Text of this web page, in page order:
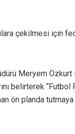
çekilmesi için
Meryem Özkurt
belirterek “Futbol
ön planda